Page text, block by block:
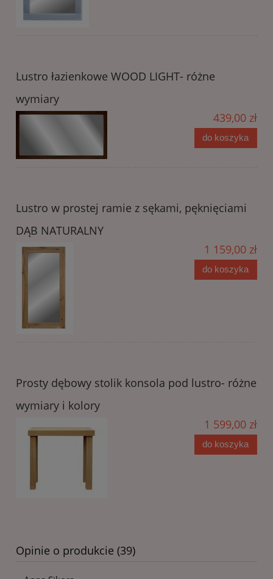
Lustro łazienkowe WOOD LIGHT- różne
wymiary
439,00 zł
do koszyka
Lustro w prostej ramie z sękami, pęknięciami
DĄB NATURALNY
1 159,00 zł
do koszyka
Prosty dębowy stolik konsola pod lustro- różne
wymiary i kolory
1 599,00 zł
do koszyka
Opinie o produkcie (39)